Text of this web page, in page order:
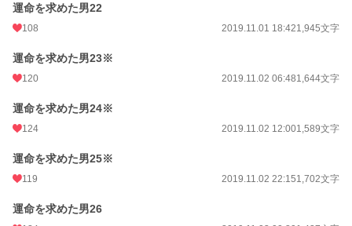
運命を求めた男22
108 2019.11.01 18:421,945文字
運命を求めた男23※
120 2019.11.02 06:481,644文字
運命を求めた男24※
124 2019.11.02 12:001,589文字
運命を求めた男25※
119 2019.11.02 22:151,702文字
運命を求めた男26